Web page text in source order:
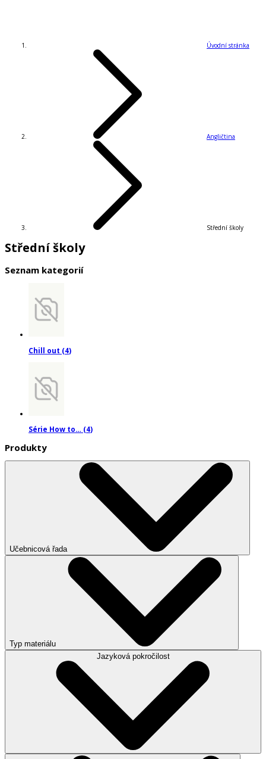
Úvodní stránka
Angličtina
Střední školy
Střední školy
Seznam kategorií
Chill out (4)
Série How to… (4)
Produkty
Učebnicová řada
Typ materiálu
Jazyková pokročilost